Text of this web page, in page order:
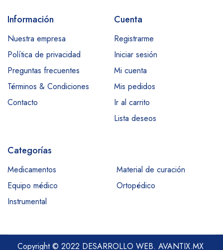
Información
Nuestra empresa
Política de privacidad
Preguntas frecuentes
Términos & Condiciones
Contacto
Cuenta
Registrarme
Iniciar sesión
Mi cuenta
Mis pedidos
Ir al carrito
Lista deseos
Categorías
Medicamentos
Material de curación
Equipo médico
Ortopédico
Instrumental
Copyright © 2022 DESARROLLO WEB. AVANTIX.MX